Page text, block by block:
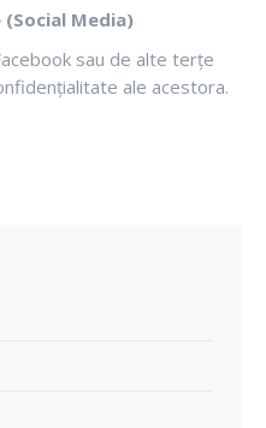
Media)
sau de alte terțe
ale acestora.